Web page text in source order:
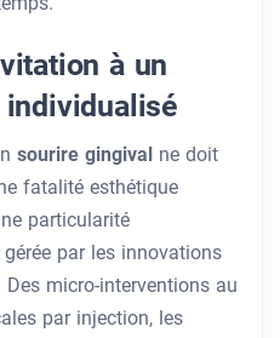
à un
sourire gingival ne doit
fatalité esthétique
particularité
par les innovations
Des micro-interventions au
par injection, les